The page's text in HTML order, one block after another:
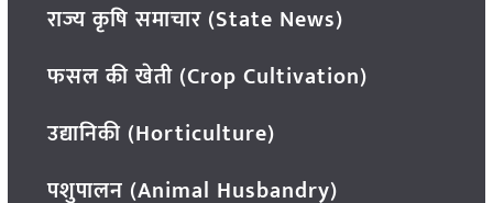
राज्य कृषि समाचार (State News)
फसल की खेती (Crop Cultivation)
उद्यानिकी (Horticulture)
पशुपालन (Animal Husbandry)